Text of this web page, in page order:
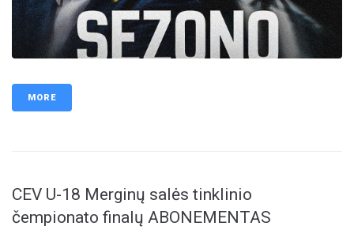
MORE
CEV U-18 Merginų salės tinklinio
čempionato finalų ABONEMENTAS